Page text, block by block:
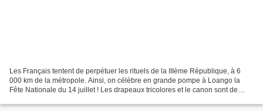
Les Français tentent de perpétuer les rituels de la IIIème République, à 6
000 km de la métropole. Ainsi, on célèbre en grande pompe à Loango la
Fête Nationale du 14 juillet ! Les drapeaux tricolores et le canon sont de